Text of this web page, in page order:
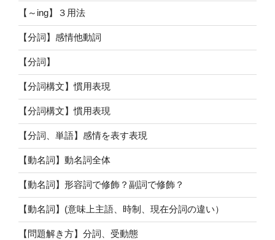
【～ing】３用法
【分詞】感情他動詞
【分詞】
【分詞構文】慣用表現
【分詞構文】慣用表現
【分詞、単語】感情を表す表現
【動名詞】動名詞全体
【動名詞】形容詞で修飾？副詞で修飾？
【動名詞】(意味上主語、時制、現在分詞の違い）
【問題解き方】分詞、受動態